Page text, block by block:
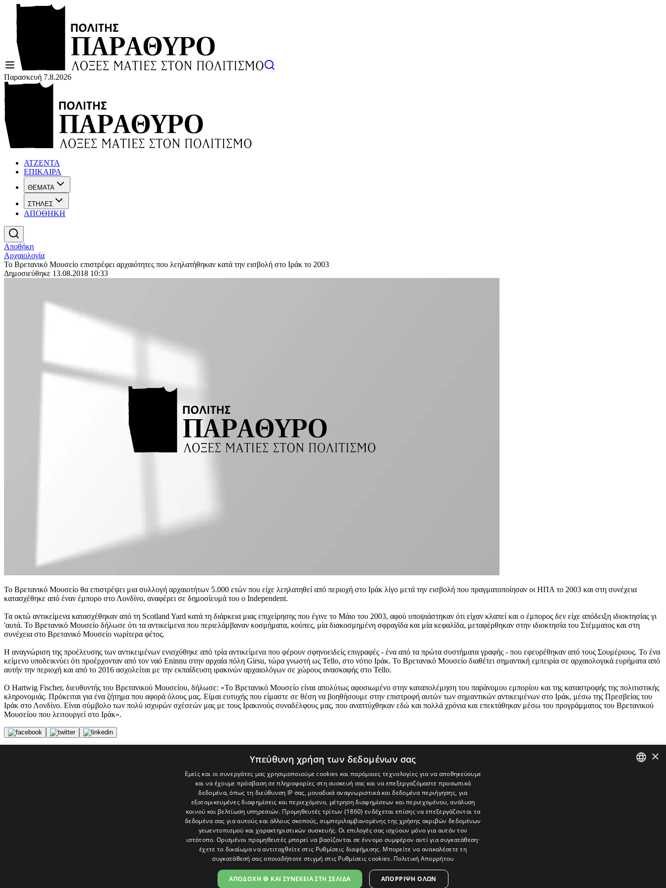
Παρασκευή 7.8.2026
ΑΤΖΕΝΤΑ
ΕΠΙΚΑΙΡΑ
ΘΕΜΑΤΑ
ΣΤΗΛΕΣ
ΑΠΟΘΗΚΗ
Αποθήκη
Αρχαιολογία
Το Βρετανικό Μουσείο επιστρέφει αρχαιότητες που λεηλατήθηκαν κατά την εισβολή στο Ιράκ το 2003
Δημοσιεύθηκε 13.08.2018 10:33
Το Βρετανικό Μουσείο θα επιστρέψει μια συλλογή αρχαιοτήτων 5.000 ετών που είχε λεηλατηθεί από περιοχή στο Ιράκ λίγο μετά την εισβολή που πραγματοποίησαν οι ΗΠΑ το 2003 και στη συνέχεια
κατασχέθηκε από έναν έμπορο στο Λονδίνο, αναφέρει σε δημοσίευμά του ο Independent.
Τα οκτώ αντικείμενα κατασχέθηκαν από τη Scotland Yard κατά τη διάρκεια μιας επιχείρησης που έγινε το Μάιο του 2003, αφού υποψιάστηκαν ότι είχαν κλαπεί και ο έμπορος δεν είχε απόδειξη ιδιοκτησίας γι
'αυτά. Το Βρετανικό Μουσείο δήλωσε ότι τα αντικείμενα που περιελάμβαναν κοσμήματα, κούπες, μία διακοσμημένη σφραγίδα και μία κεφαλίδα, μεταφέρθηκαν στην ιδιοκτησία του Στέμματος και στη
συνέχεια στο Βρετανικό Μουσείο νωρίτερα φέτος.
Η αναγνώριση της προέλευσης των αντικειμένων ενισχύθηκε από τρία αντικείμενα που φέρουν σφηνοειδείς επιγραφές - ένα από τα πρώτα συστήματα γραφής - που εφευρέθηκαν από τους Σουμέριους. Το ένα
κείμενο υποδεικνύει ότι προέρχονταν από τον ναό Eninnu στην αρχαία πόλη Girsu, τώρα γνωστή ως Tello, στο νότιο Ιράκ. Το Βρετανικό Μουσείο διαθέτει σημαντική εμπειρία σε αρχαιολογικά ευρήματα από
αυτήν την περιοχή και από το 2016 ασχολείται με την εκπαίδευση ιρακινών αρχαιολόγων σε χώρους ανασκαφής στο Tello.
Ο Hartwig Fischer, διευθυντής του Βρετανικού Μουσείου, δήλωσε: «Το Βρετανικό Μουσείο είναι απολύτως αφοσιωμένο στην καταπολέμηση του παράνομου εμπορίου και της καταστροφής της πολιτιστικής
κληρονομιάς. Πρόκειται για ένα ζήτημα που αφορά όλους μας. Είμαι ευτυχής που είμαστε σε θέση να βοηθήσουμε στην επιστροφή αυτών των σημαντικών αντικειμένων στο Ιράκ, μέσω της Πρεσβείας του
Ιράκ στο Λονδίνο. Είναι σύμβολο των πολύ ισχυρών σχέσεών μας με τους Ιρακινούς συναδέλφους μας, που αναπτύχθηκαν εδώ και πολλά χρόνια και επεκτάθηκαν μέσω του προγράμματος του Βρετανικού
Μουσείου που λειτουργεί στο Ιράκ».
Το «Παράθυρο» είναι το πολιτιστικό ένθετο της εφημερίδας Πολίτης [Κύπρος] και του διαδικτυακού πόρταλ www.politis.com.cy. Ειδήσεις, συνεντεύξεις, συναντήσεις, ρεπορτάζ, ήχοι, εικόνες – κινούμενες
και στατικές, κριτικές προσεγγίσεις, λοξές ματιές. Βλέπουμε το δέντρο, δεν χάνουμε το δάσος.
×
Υπεύθυνη χρήση των δεδομένων σας
Εμείς και οι συνεργάτες μας χρησιμοποιούμε cookies και παρόμοιες τεχνολογίες για να αποθηκεύουμε
και να έχουμε πρόσβαση σε πληροφορίες στη συσκευή σας και να επεξεργαζόμαστε προσωπικά
δεδομένα, όπως τη διεύθυνση IP σας, μοναδικά αναγνωριστικά και δεδομένα περιήγησης, για
εξατομικευμένες διαφημίσεις και περιεχόμενο, μέτρηση διαφημίσεων και περιεχομένου, ανάλυση
κοινού και βελτίωση υπηρεσιών. Προμηθευτές τρίτων (1860) ενδέχεται επίσης να επεξεργάζονται τα
δεδομένα σας για αυτούς και άλλους σκοπούς, συμπεριλαμβανομένης της χρήσης ακριβών δεδομένων
γεωεντοπισμού και χαρακτηριστικών συσκευής. Οι επιλογές σας ισχύουν μόνο για αυτόν τον
ιστότοπο. Ορισμένοι προμηθευτές μπορεί να βασίζονται σε έννομο συμφέρον αντί για συγκατάθεση·
έχετε το δικαίωμα να αντιταχθείτε στις Ρυθμίσεις διαφήμισης. Μπορείτε να ανακαλέσετε τη
συγκατάθεσή σας οποιαδήποτε στιγμή στις Ρυθμίσεις cookies. Πολιτική Απορρήτου
ΑΠΟΔΟΧΗ 🍪 ΚΑΙ ΣΥΝΕΧΕΙΑ ΣΤΗ ΣΕΛΙΔΑ ΑΠΌΡΡΙΨΗ ΌΛΩΝ